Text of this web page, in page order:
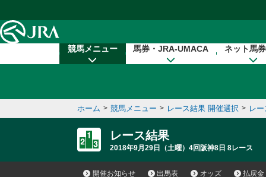
競馬メニュー 馬券・JRA-UMACA ネット馬
ホーム > 競馬メニュー > レース結果 開催選択 > レ
レース結果
2018年9月29日（土曜）4回阪神8日 8レース
開催お知らせ 出馬表 オッズ 払戻金